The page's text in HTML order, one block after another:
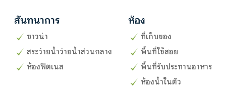
สันทนาการ
ซาวน่า
สระว่ายน้ำว่ายน้ำส่วนกลาง
ห้องฟิตเนส
ห้อง
ที่เก็บของ
พื้นที่ใช้สอย
พื้นที่รับประทานอาหาร
ห้องน้ำในตัว